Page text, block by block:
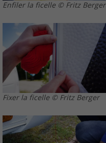
Enfiler la ficelle © Fritz Berger
Fixer la ficelle © Fritz Berger